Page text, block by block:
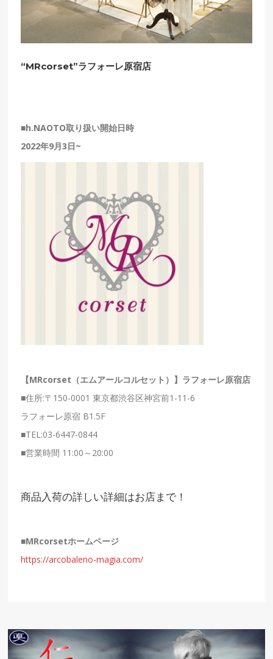
“MRcorset”ラフォーレ原宿店
■h.NAOTO取り扱い開始日時
2022年9月3日~
【MRcorset（エムアールコルセット） 】 ラフォーレ原宿店
■住所:〒150-0001 東京都渋谷区神宮前1-11-6
ラフォーレ原宿 B1.5F
■TEL:03-6447-0844
■営業時間 11:00～20:00
商品入荷の詳しい詳細はお店まで！
■MRcorsetホームページ
https://arcobaleno-magia.com/